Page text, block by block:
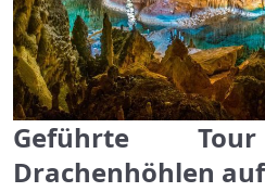
Geführte
Drachenhöhlen